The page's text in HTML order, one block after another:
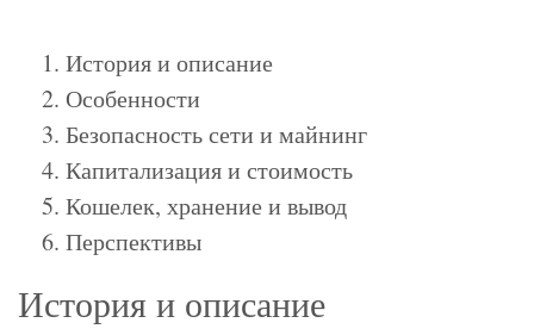
История и описание
Особенности
Безопасность сети и майнинг
Капитализация и стоимость
Кошелек, хранение и вывод
Перспективы
История и описание